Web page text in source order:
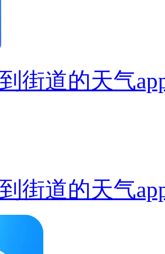
街道的天气
街道的天气